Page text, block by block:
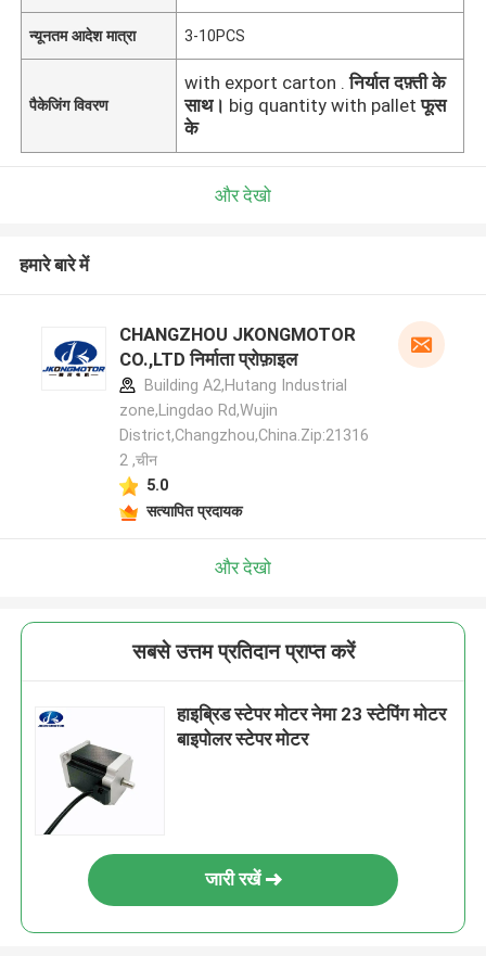
न्यूनतम आदेश मात्रा 3-10PCS
पैकेजिंग विवरण
with export carton . निर्यात दफ़्ती के
साथ। big quantity with pallet फूस
के
और देखो
हमारे बारे में
CHANGZHOU JKONGMOTOR
CO.,LTD निर्माता प्रोफ़ाइल
Building A2,Hutang Industrial
zone,Lingdao Rd,Wujin
District,Changzhou,China.Zip:21316
2 ,चीन
5.0
सत्यापित प्रदायक
और देखो
सबसे उत्तम प्रतिदान प्राप्त करें
हाइब्रिड स्टेपर मोटर नेमा 23 स्टेपिंग मोटर
बाइपोलर स्टेपर मोटर
जारी रखें